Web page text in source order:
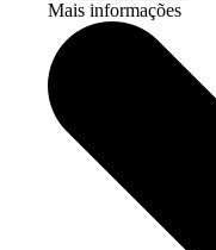
Mais informações